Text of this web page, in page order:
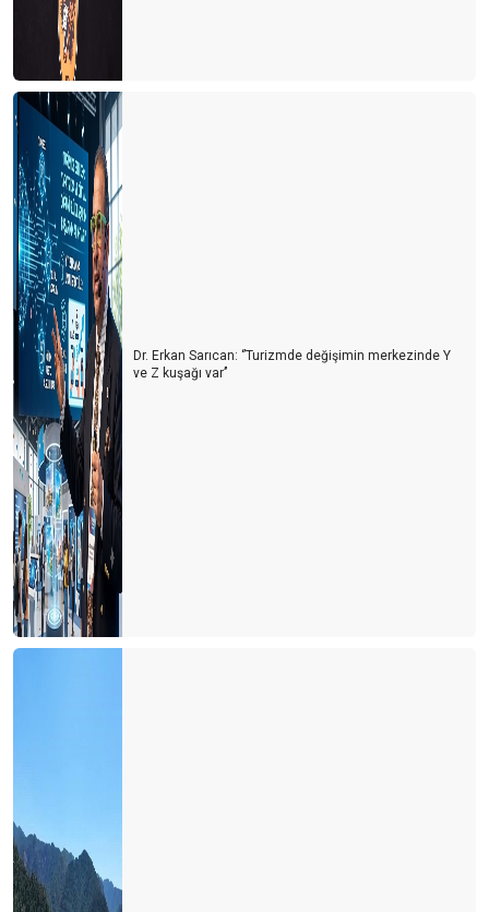
Dr. Erkan Sarıcan: ‘’Turizmde değişimin merkezinde Y
ve Z kuşağı var’’